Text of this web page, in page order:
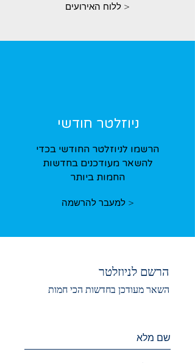
< ללוח האירועים
ניוזלטר חודשי
הרשמו לניוזלטר החודשי בכדי
להשאר מעודכנים בחדשות
החמות ביותר
< למעבר להרשמה
הרשם לניוזלטר
השאר מעודכן בחדשות הכי חמות